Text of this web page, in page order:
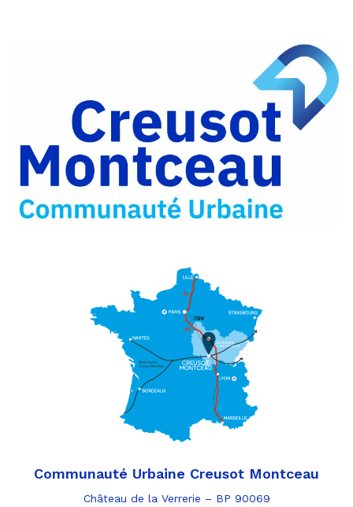
Facebook
Partager
Twitter
Partager
par
e-
mail
Communauté Urbaine Creusot Montceau
Château de la Verrerie – BP 90069